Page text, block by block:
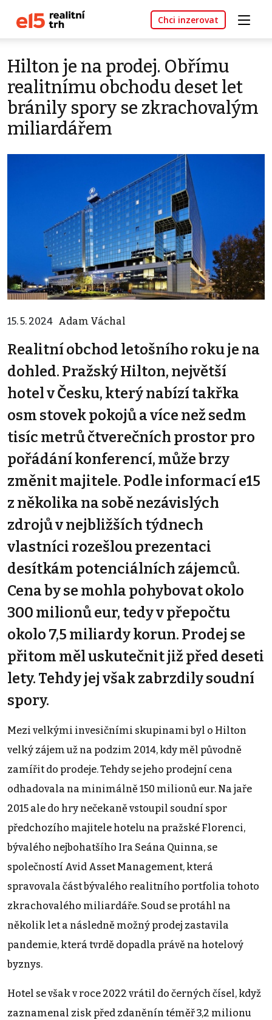
Chci inzerovat
Hilton je na prodej. Obřímu
realitnímu obchodu deset let
bránily spory se zkrachovalým
miliardářem
15. 5. 2024 Adam Váchal
Realitní obchod letošního roku je na
dohled. Pražský Hilton, největší
hotel v Česku, který nabízí takřka
osm stovek pokojů a více než sedm
tisíc metrů čtverečních prostor pro
pořádání konferencí, může brzy
změnit majitele. Podle informací e15
z několika na sobě nezávislých
zdrojů v nejbližších týdnech
vlastníci rozešlou prezentaci
desítkám potenciálních zájemců.
Cena by se mohla pohybovat okolo
300 milionů eur, tedy v přepočtu
okolo 7,5 miliardy korun. Prodej se
přitom měl uskutečnit již před deseti
lety. Tehdy jej však zabrzdily soudní
spory.
Mezi velkými invesičními skupinami byl o Hilton
velký zájem už na podzim 2014, kdy měl původně
zamířit do prodeje. Tehdy se jeho prodejní cena
odhadovala na minimálně 150 milionů eur. Na jaře
2015 ale do hry nečekaně vstoupil soudní spor
předchozího majitele hotelu na pražské Florenci,
bývalého nejbohatšího Ira Seána Quinna, se
společností Avid Asset Management, která
spravovala část bývalého realitního portfolia tohoto
zkrachovalého miliardáře. Soud se protáhl na
několik let a následně možný prodej zastavila
pandemie, která tvrdě dopadla právě na hotelový
byznys.
Hotel se však v roce 2022 vrátil do černých čísel, když
zaznamenal zisk před zdaněnín téměř 3,2 milionu